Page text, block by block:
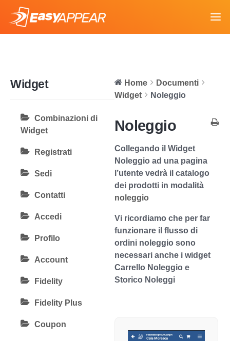
Widget
Combinazioni di
Widget
Registrati
Sedi
Contatti
Accedi
Profilo
Account
Fidelity
Fidelity Plus
Coupon
Home
Documenti
Widget
Noleggio
Noleggio
Collegando il Widget
Noleggioad una pagina
l’utente vedrà il catalogo
dei prodotti in modalità
noleggio
Vi ricordiamo che per far
funzionare il flusso di
ordini noleggio sono
necessari anche i widget
Carrello Noleggio e
Storico Noleggi